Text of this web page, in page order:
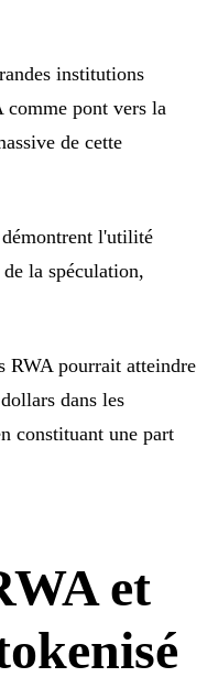
institutions
comme pont vers la
de cette
l'utilité
la spéculation,
RWA pourrait atteindre
dans les
constituant une part
et